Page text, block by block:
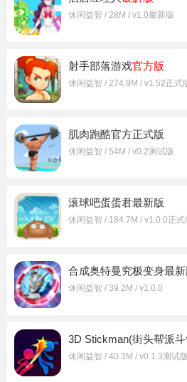
休闲益智 / 28M / v1.0最新版
射手部落游戏官方版
休闲益智 / 274.9M / v1.52正式
肌肉跑酷官方正式版
休闲益智 / 54M / v0.2测试版
滚球吧蛋蛋君最新版
休闲益智 / 184.7M / v1.0.0正式
合成奥特曼究极变身最新
休闲益智 / 39.2M / v1.0.0
3D Stickman(街头帮派
休闲益智 / 40.3M / v0.1.3测试版